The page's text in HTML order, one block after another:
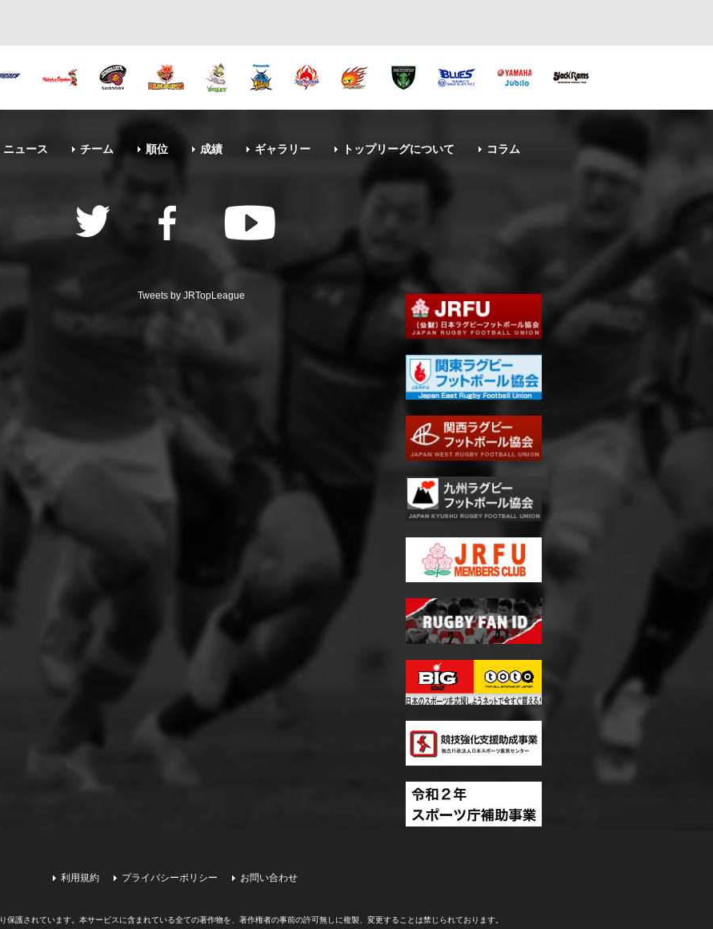
ニュース チーム 順位 成績 ギャラリー トップリーグについて コラム
Tweets by JRTopLeague
利用規約 プライバシーポリシー お問い合わせ
保護されています。 本サービスに含まれている全ての著作物を、著作権者の事前の許可無しに複製、変更することは禁じられております。